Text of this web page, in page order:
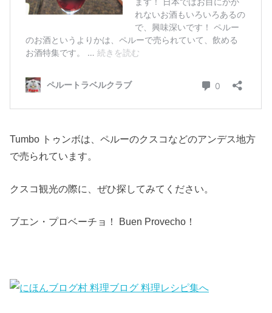
Tumbo トゥンボは、ペルーのクスコなどのアンデス地方
で売られています。
クスコ観光の際に、ぜひ探してみてください。
ブエン・プロベーチョ！ Buen Provecho！